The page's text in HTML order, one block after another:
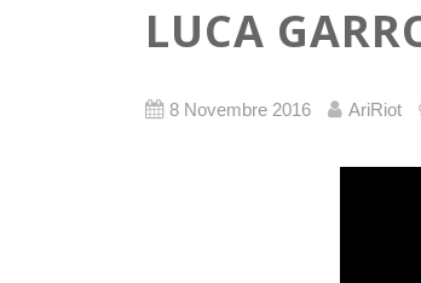
LUCA
8 Novembre 2016 AriRiot